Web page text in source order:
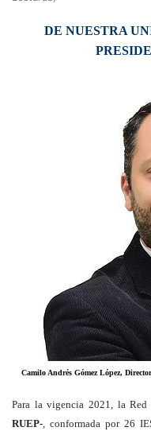
DE NUESTRA
Camilo Andrés Gómez López,
Para la vigencia 2021, la
RUEP- , conformada por 26